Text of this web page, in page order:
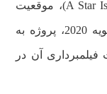
فیلم «ستاره‌ای متولد شده است» (A Star Is Born)، موقعیت
کارگردانی را به کوپر پیشنهاد کرد. در ژانویه 2020، پروژه به
آن در